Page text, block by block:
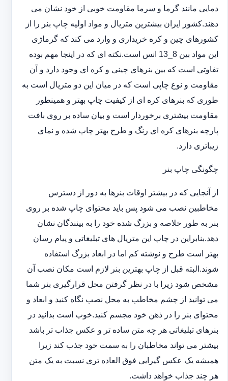
دمایی مانند گرما و سرما مقاومت خوبی از خود نشان می
دهند.کشور ایران بیشترین متریال و مواد اولیه چاپ بنر را از
کشورهای چین و کره خریداری و وارد می کند که گرماژی
این مواد بین 8_13 انس است.نکته ای که در اینجا مهم بوده
تفاوتی است که بین بنرهای چینی و کره ای وجود دارد و آن
مقاومت و نوع چاپی است که در میان این دو متریال است به
طوری که بنرهای کره ای از کیفیت چاپ بهتر و همینطور
مقاومت بیشتری برخوردار است و بیان ساده بر روی بافت
پارچه بنرهای کره ای رنگ و طرح بهتر چاپ شده و نمای
زیباتری دارد.
چگونگی چاپ بنر
از آنجایی که در بیشتر اوقات بنرها به دور از دسترس
مخاطبین نصب می شود پس باید محتوای چاپ شده بر روی
بنر به طور خلاصه و بزرگ شده خود را به بینندگان نشان
دهد.بنابراین در چاپ این متریال های تبلیغاتی و پیام رسان
بهتر است طرح و نوشته کم اما در ابعاد بزرگ استفاده
شوند.البته قبل از چاپ بهترین بنر لازم است مکان نصب آن
مشخص شود زیرا با در نظر گرفتن محل قرارگیری بنر شما
می توانید از چشم مخاطب به محل نصب نگاه کنید و ابعاد و
محتوای بنر را در ذهن خود مجسم کنید.خوب است بدانید در
بنرهای تبلیغاتی هر چه متن ساده تر و عکس جذاب تر باشد
بیشتر می تواند مخاطبان را به سمت خود جذب کند زیرا
همیشه یک عکس گیرایی فوق العاده تری نسبت به یک متن
هر چند جذاب خواهد داشت.